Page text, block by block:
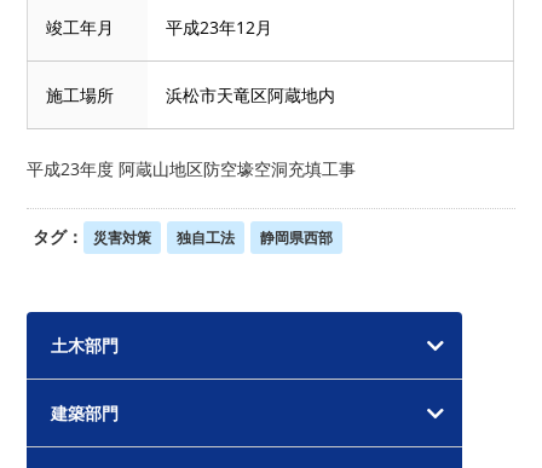
竣工年月 平成23年12月
施工場所 浜松市天竜区阿蔵地内
平成23年度 阿蔵山地区防空壕空洞充填工事
タグ： 災害対策 独自工法 静岡県西部
土木部門
建築部門